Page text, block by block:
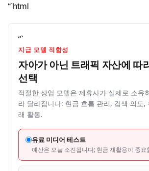
“`html
“`
지급 모델 적합성
자아가 아닌 트래픽 자산에 따
선택
적절한 상업 모델은 제휴사가 실제로 소유
라 달라집니다: 현금 흐름 관리, 검색 의도,
래 활동.
유료 미디어 테스트
예산은 오늘 소진됩니다; 현금 재활용이 중요